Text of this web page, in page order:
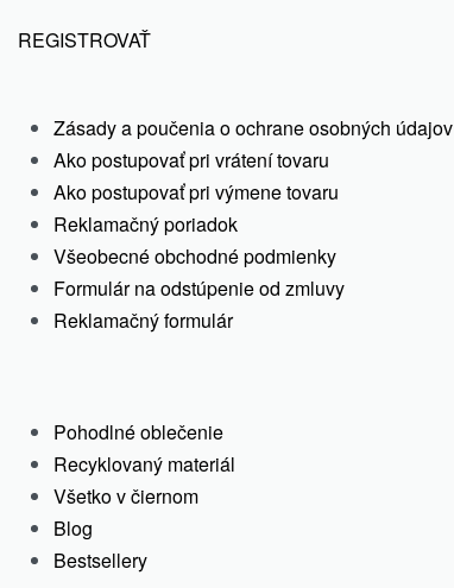
REGISTROVAŤ
Zásady a poučenia o ochrane osobných údajov
Ako postupovať pri vrátení tovaru
Ako postupovať pri výmene tovaru
Reklamačný poriadok
Všeobecné obchodné podmienky
Formulár na odstúpenie od zmluvy
Reklamačný formulár
Pohodlné oblečenie
Recyklovaný materiál
Všetko v čiernom
Blog
Bestsellery